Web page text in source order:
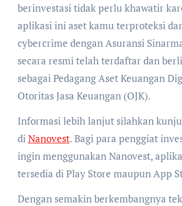
berinvestasi tidak perlu khawatir
aplikasi ini aset kamu terproteksi
cybercrime dengan Asuransi
secara resmi telah terdaftar dan
sebagai Pedagang Aset Keuangan
Otoritas Jasa Keuangan (OJK).
Informasi lebih lanjut silahkan
diNanovest. Bagi para penggiat
ingin menggunakan Nanovest,
tersedia di Play Store maupun App
Dengan semakin berkembangnya